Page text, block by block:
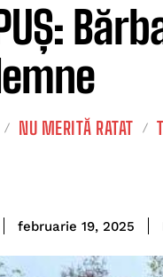
NU MERITĂ RATAT
februarie 19, 2025